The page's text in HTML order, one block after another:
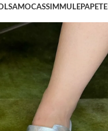
MOCASSIM MULEPAPETE